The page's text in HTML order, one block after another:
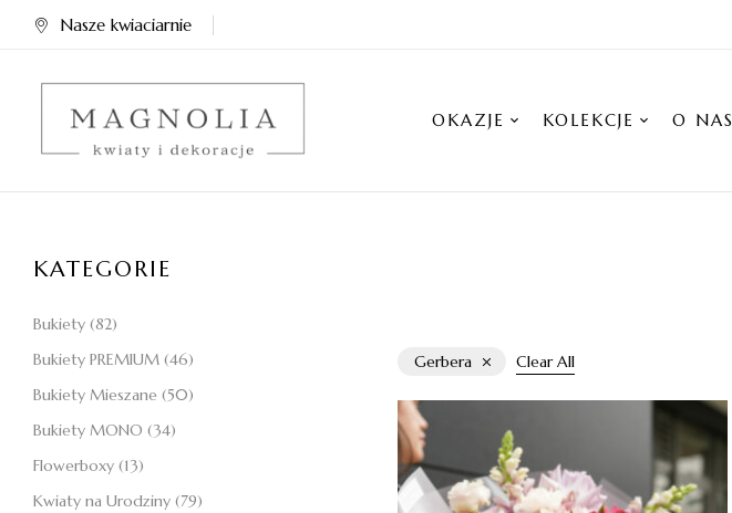
Nasze kwiaciarnie
OKAZJE KOLEKCJE O NAS
KATEGORIE
Bukiety (82)
Bukiety PREMIUM (46)
Bukiety Mieszane (50)
Bukiety MONO (34)
Flowerboxy (13)
Kwiaty na Urodziny (79)
Gerbera Clear All